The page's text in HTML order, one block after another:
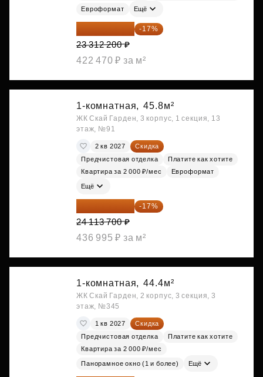
Евроформат Ещё
19 349 126 ₽ -17%
23 312 200 ₽
422 470 ₽ за м²
1-комнатная, 45.8м²
ЖК Скай Гарден, 3 корпус, 1 секция, 13
этаж, №91
2 кв 2027
Скидка
Предчистовая отделка
Платите как хотите
Квартира за 2 000 ₽/мес
Евроформат
Ещё
20 014 371 ₽ -17%
24 113 700 ₽
436 995 ₽ за м²
1-комнатная, 44.4м²
ЖК Скай Гарден, 2 корпус, 3 секция, 3
этаж, №345
1 кв 2027
Скидка
Предчистовая отделка
Платите как хотите
Квартира за 2 000 ₽/мес
Панорамное окно (1 и более) Ещё